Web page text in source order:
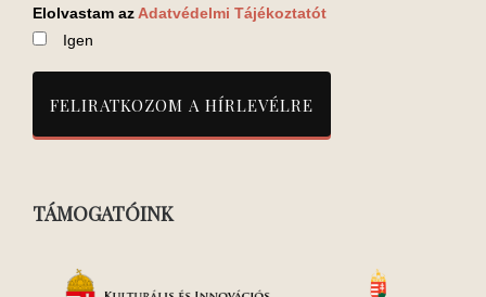
Elolvastam az Adatvédelmi Tájékoztatót
Igen
TÁMOGATÓINK